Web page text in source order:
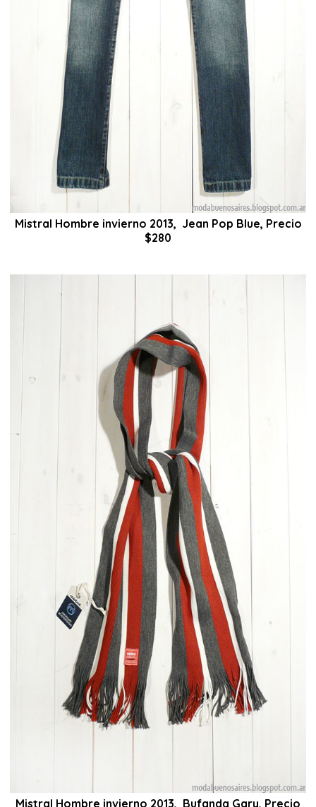
Mistral Hombre invierno 2013, Jean Pop Blue, Precio
$280
Mistral Hombre invierno 2013, Bufanda Gary, Precio